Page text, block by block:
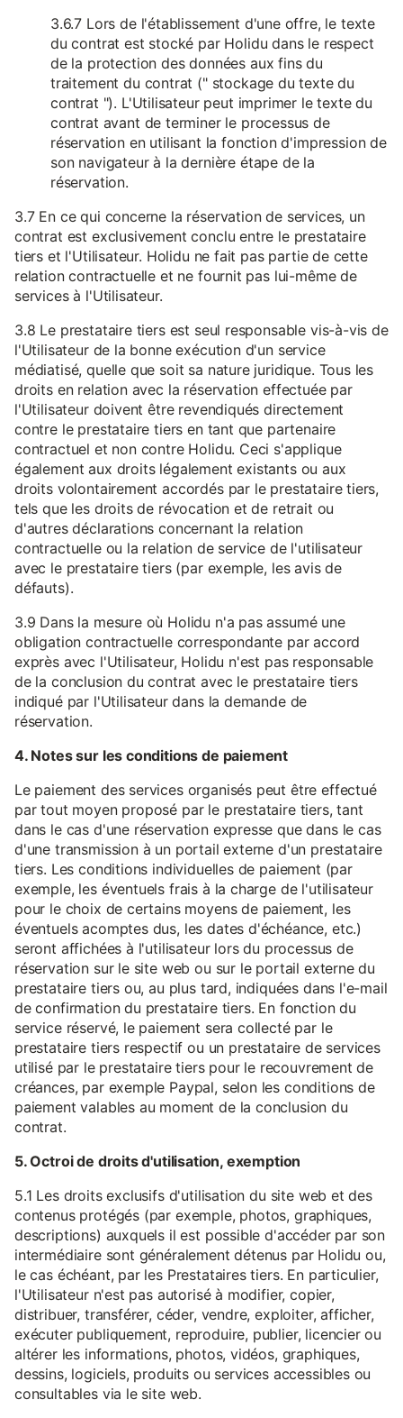
3.6.7 Lors de l'établissement d'une offre, le texte
du contrat est stocké par Holidu dans le respect
de la protection des données aux fins du
traitement du contrat (" stockage du texte du
contrat "). L'Utilisateur peut imprimer le texte du
contrat avant de terminer le processus de
réservation en utilisant la fonction d'impression de
son navigateur à la dernière étape de la
réservation.
3.7 En ce qui concerne la réservation de services, un
contrat est exclusivement conclu entre le prestataire
tiers et l'Utilisateur. Holidu ne fait pas partie de cette
relation contractuelle et ne fournit pas lui-même de
services à l'Utilisateur.
3.8 Le prestataire tiers est seul responsable vis-à-vis de
l'Utilisateur de la bonne exécution d'un service
médiatisé, quelle que soit sa nature juridique. Tous les
droits en relation avec la réservation effectuée par
l'Utilisateur doivent être revendiqués directement
contre le prestataire tiers en tant que partenaire
contractuel et non contre Holidu. Ceci s'applique
également aux droits légalement existants ou aux
droits volontairement accordés par le prestataire tiers,
tels que les droits de révocation et de retrait ou
d'autres déclarations concernant la relation
contractuelle ou la relation de service de l'utilisateur
avec le prestataire tiers (par exemple, les avis de
défauts).
3.9 Dans la mesure où Holidu n'a pas assumé une
obligation contractuelle correspondante par accord
exprès avec l'Utilisateur, Holidu n'est pas responsable
de la conclusion du contrat avec le prestataire tiers
indiqué par l'Utilisateur dans la demande de
réservation.
4. Notes sur les conditions de paiement
Le paiement des services organisés peut être effectué
par tout moyen proposé par le prestataire tiers, tant
dans le cas d'une réservation expresse que dans le cas
d'une transmission à un portail externe d'un prestataire
tiers. Les conditions individuelles de paiement (par
exemple, les éventuels frais à la charge de l'utilisateur
pour le choix de certains moyens de paiement, les
éventuels acomptes dus, les dates d'échéance, etc.)
seront affichées à l'utilisateur lors du processus de
réservation sur le site web ou sur le portail externe du
prestataire tiers ou, au plus tard, indiquées dans l'e-mail
de confirmation du prestataire tiers. En fonction du
service réservé, le paiement sera collecté par le
prestataire tiers respectif ou un prestataire de services
utilisé par le prestataire tiers pour le recouvrement de
créances, par exemple Paypal, selon les conditions de
paiement valables au moment de la conclusion du
contrat.
5. Octroi de droits d'utilisation, exemption
5.1 Les droits exclusifs d'utilisation du site web et des
contenus protégés (par exemple, photos, graphiques,
descriptions) auxquels il est possible d'accéder par son
intermédiaire sont généralement détenus par Holidu ou,
le cas échéant, par les Prestataires tiers. En particulier,
l'Utilisateur n'est pas autorisé à modifier, copier,
distribuer, transférer, céder, vendre, exploiter, afficher,
exécuter publiquement, reproduire, publier, licencier ou
altérer les informations, photos, vidéos, graphiques,
dessins, logiciels, produits ou services accessibles ou
consultables via le site web.